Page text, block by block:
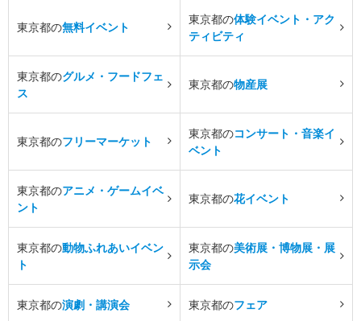
東京都の無料イベント
東京都の体験イベント・アク
ティビティ
東京都のグルメ・フードフェ
ス
東京都の物産展
東京都のフリーマーケット
東京都のコンサート・音楽イ
ベント
東京都のアニメ・ゲームイベ
ント
東京都の花イベント
東京都の動物ふれあいイベン
ト
東京都の美術展・博物展・展
示会
東京都の演劇・講演会 東京都のフェア